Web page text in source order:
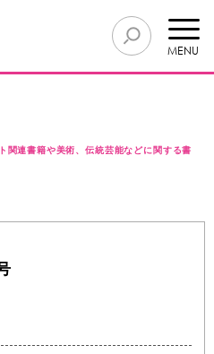
MENU
連書籍や美術、伝統芸能などに関する書